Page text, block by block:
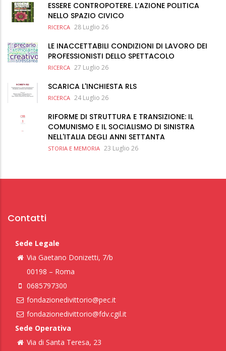
ESSERE CONTROPOTERE. L’AZIONE POLITICA
NELLO SPAZIO CIVICO
RICERCA 28 Luglio 26
LE INACCETTABILI CONDIZIONI DI LAVORO DEI
PROFESSIONISTI DELLO SPETTACOLO
RICERCA 27 Luglio 26
SCARICA L'INCHIESTA RLS
RICERCA 24 Luglio 26
RIFORME DI STRUTTURA E TRANSIZIONE: IL
COMUNISMO E IL SOCIALISMO DI SINISTRA
NELL'ITALIA DEGLI ANNI SETTANTA
STORIA E MEMORIA 23 Luglio 26
Contatti
Sede Legale
Via Gaetano Donizetti, 7/b
00198 – Roma
0685797300
fondazionedivittorio@pec.it
fondazionedivittorio@fdv.cgil.it
Sede Operativa
Via di Santa Teresa, 23